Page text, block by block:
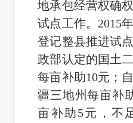
地承包经营权确
试点工作。2015
登记整县推进试
政部认定的国土
每亩补助10元；
疆三地州每亩补
亩补助5元，不